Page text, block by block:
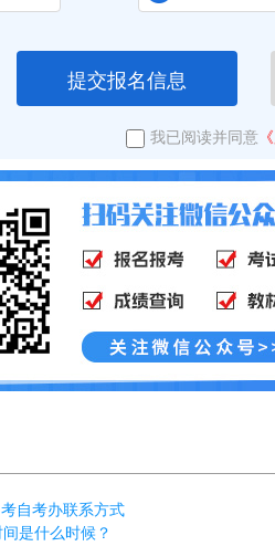
提交报名信息
我已阅读并同意
自考办联系方式
是什么时候？